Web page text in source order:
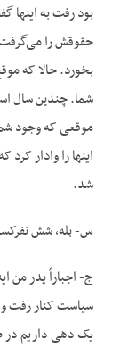
بود رفت به اینها
حقوقش را
بخورد. حالا که
شما. چندین سال
موقعی که وجود
اینها را وادار
شد.
س- بله، شش
ج- اجباراً پدر من
سیاست کنار رفت و
یک دهی داریم